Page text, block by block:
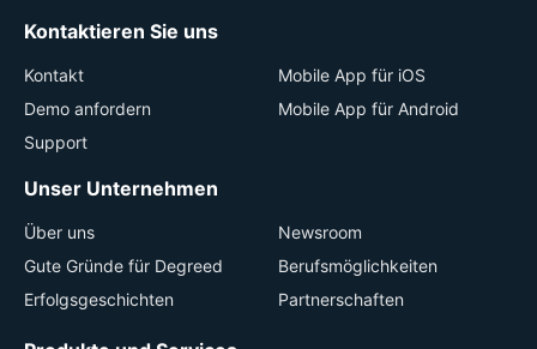
Kontaktieren Sie uns
Kontakt
Demo anfordern
Support
Mobile App für iOS
Mobile App für Android
Unser Unternehmen
Über uns
Gute Gründe für Degreed
Erfolgsgeschichten
Newsroom
Berufsmöglichkeiten
Partnerschaften